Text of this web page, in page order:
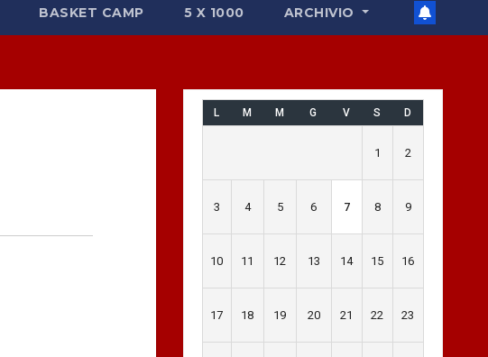
BASKET CAMP 5 X 1000 ARCHIVIO
L M M G V S D
1 2
3 4 5 6 7 8 9
10 11 12 13 14 15 16
17 18 19 20 21 22 23